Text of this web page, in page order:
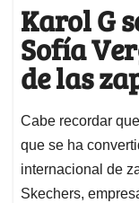
Karol G
Sofía
de las
Cabe recordar
que se ha
internacional de
Skechers,